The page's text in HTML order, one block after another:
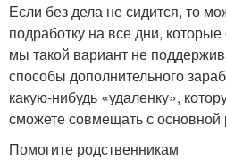
Если без дела не сидится, то
подработку на все дни,
мы такой вариант не
способы дополнительного
какую-нибудь «удаленку»,
сможете совмещать с основной
Помогите родственникам